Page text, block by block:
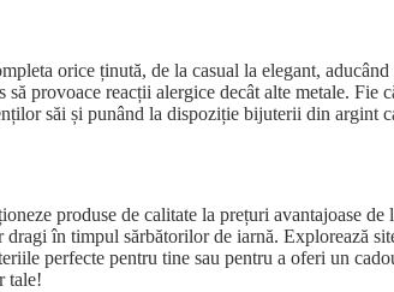
orice ținută, de la casual la elegant,
provoace reacții alergice decât alte metale.
săi și punând la dispoziție bijuterii din argint
produse de calitate la prețuri avantajoase
în timpul sărbătorilor de iarnă. Explorează
perfecte pentru tine sau pentru a oferi un
tale!